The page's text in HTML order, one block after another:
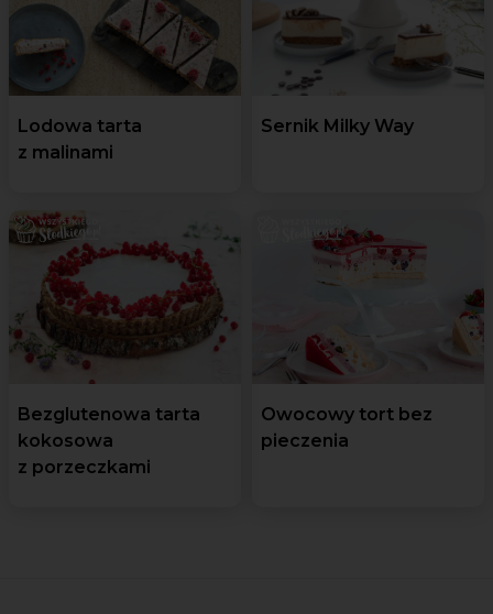
Lodowa tarta
z malinami
Sernik Milky Way
Bezglutenowa tarta
kokosowa
z porzeczkami
Owocowy tort bez
pieczenia